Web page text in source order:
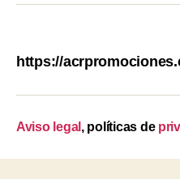
https://
Aviso legal , políticas de